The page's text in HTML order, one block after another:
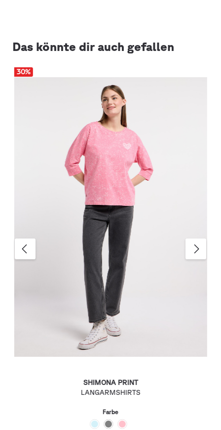
Das könnte dir auch gefallen
30%
SHIMONA PRINT
LANGARMSHIRTS
Farbe